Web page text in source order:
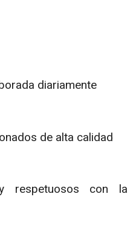
diariamente
de alta calidad
respetuosos con la